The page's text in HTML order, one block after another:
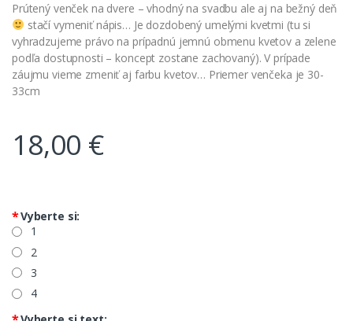
Prútený venček na dvere – vhodný na svadbu ale aj na bežný deň
stačí vymeniť nápis… Je dozdobený umelými kvetmi (tu si
vyhradzujeme právo na prípadnú jemnú obmenu kvetov a zelene
podľa dostupnosti – koncept zostane zachovaný). V prípade
záujmu vieme zmeniť aj farbu kvetov… Priemer venčeka je 30-
33cm
18,00 €
*Vyberte si:
1
2
3
4